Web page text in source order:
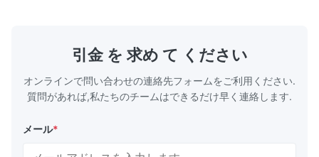
度、構造的完全性、耐薬品性、耐久性、熱安定
性、無毒安全特性、およびコスト効率の高いメ
PVC粉末＋添加剤混合 材料供給システム ...
引金 を 求め て ください
オンラインで問い合わせの連絡先フォームをご利用ください.
質問があれば,私たちのチームはできるだけ早く連絡します.
メール*